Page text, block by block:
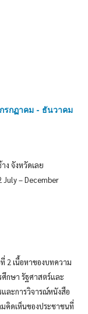
รกฏาคม - ธันวาคม
ง จังหวัดเลย
July – December
2 เนื้อหาของบทความ
กษา รัฐศาสตร์และ
ละการวิจารณ์หนังสือ
คิดเห็นของประชาชนที่